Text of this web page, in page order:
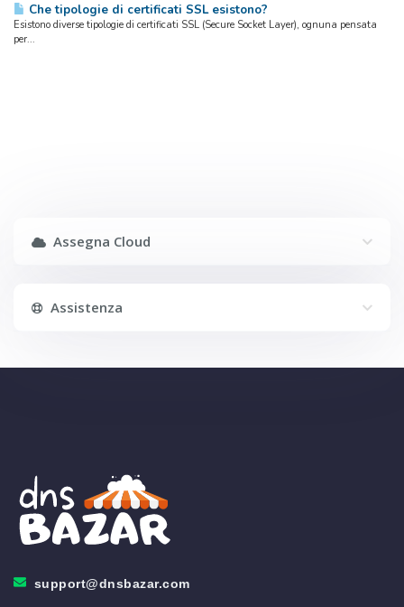
Che tipologie di certificati SSL esistono?
Esistono diverse tipologie di certificati SSL (Secure Socket Layer), ognuna pensata
per...
Assegna Cloud
Assistenza
support@dnsbazar.com